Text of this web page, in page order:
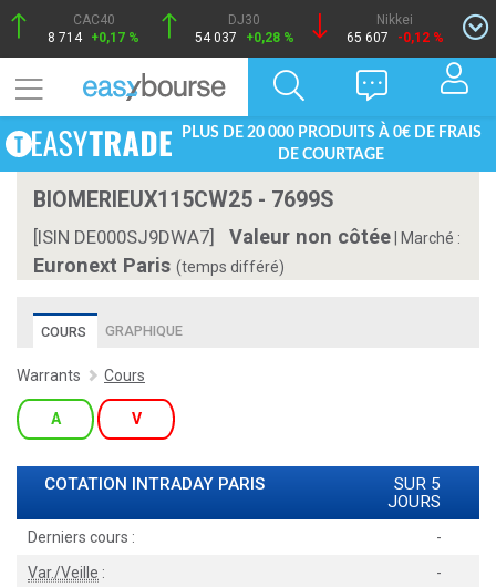
CAC40
8 714 +0,17 %
DJ30
54 037
+0,28 %
Nikkei
65 607
-0,12 %
PLUS DE 20 000 PRODUITS À 0€ DE FRAIS
DE COURTAGE
BIOMERIEUX115CW25 - 7699S
[ISIN DE000SJ9DWA7] Valeur non côtée Marché :
Euronext Paris (temps différé)
COURS GRAPHIQUE
Warrants Cours
A V
COTATION INTRADAY PARIS
SUR 5
JOURS
Derniers cours :
-
Var./Veille :
-